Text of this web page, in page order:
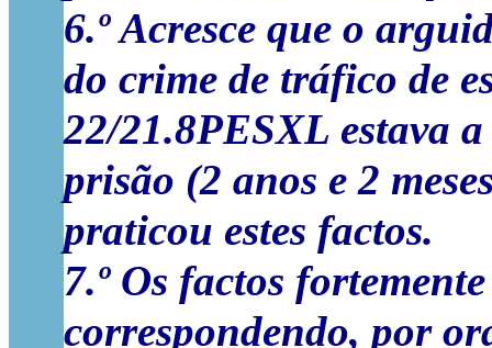
6.º Acresce que o
do crime de tráfico de
22/21.8PESXL estava
prisão (2 anos e 2
praticou estes factos.
7.º Os factos
correspondendo, por